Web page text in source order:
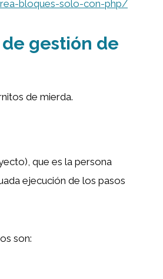
bloques-solo-con-php/
gestión de
de mierda.
que es la persona
ejecución de los pasos
son: